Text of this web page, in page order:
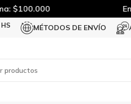
MÉTODOS DE ENVÍO
$100.000